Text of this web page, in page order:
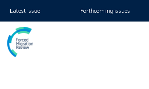
Latest issue Forthcoming issues